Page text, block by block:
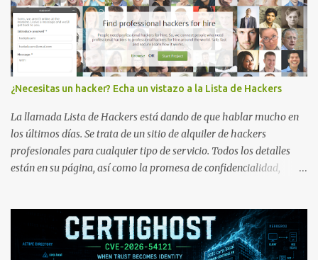
¿Necesitas un hacker? Echa un vistazo a la Lista de Hackers
La llamada Lista de Hackers está dando de que hablar mucho en
los últimos días. Se trata de un sitio de alquiler de hackers
profesionales para cualquier tipo de servicio. Todos los detalles
están en su página, así como la promesa de confidencialidad,
contratados desde la plataforma. En el sitio se asegura de que
Lista de Hackers, con identidades desconocidas, fue creada para un
"uso legal y ético", y sin embargo existen propuestas de dudosa